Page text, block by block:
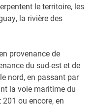
le territoire, les
la rivière des
provenance de
du sud-est et de
nord, en passant par
la voie maritime du
ou encore, en